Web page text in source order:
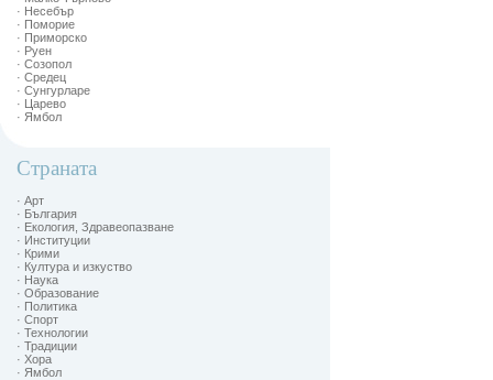
· Несебър
· Поморие
· Приморско
· Руен
· Созопол
· Средец
· Сунгурларе
· Царево
· Ямбол
Страната
· Арт
· България
· Екология, Здравеопазване
· Институции
· Крими
· Култура и изкуство
· Наука
· Образование
· Политика
· Спорт
· Технологии
· Традиции
· Хора
· Ямбол